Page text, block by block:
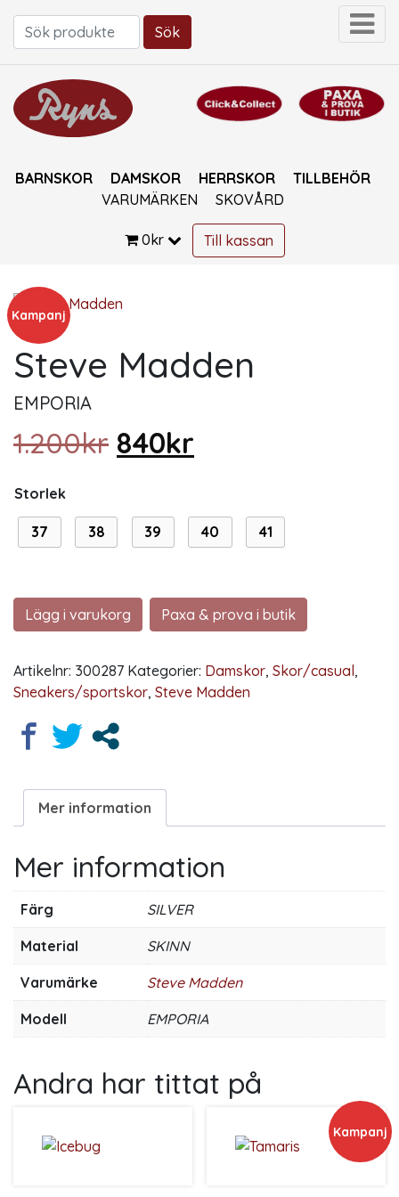
Sök efter:
Sök
BARNSKOR DAMSKOR HERRSKOR
TILLBEHÖR
VARUMÄRKEN
SKOVÅRD
0kr Till kassan
Kampanj
Steve Madden
EMPORIA
1.200kr Det ursprungliga
840kr
Storlek
37 38 39 40 41
Lägg i varukorg Paxa & prova i butik
Artikelnr: 300287 Kategorier: Damskor, Skor/casual,
Sneakers/sportskor, Steve Madden
Mer information
Mer information
Färg SILVER
Material SKINN
Varumärke Steve Madden
Modell EMPORIA
Andra har tittat på
Kampanj